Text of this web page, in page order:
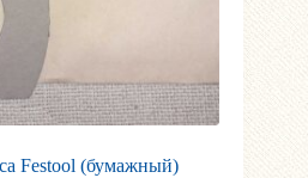
Festool (бумажный)